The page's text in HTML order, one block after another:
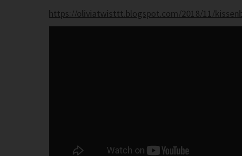
https://oliviatwisttt.blogspot.com/2018/11/